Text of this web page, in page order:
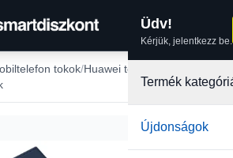
Üdv!
Kérjük, jelentkezz be.
Termék
Újdonságok
tokok Huawei tokok